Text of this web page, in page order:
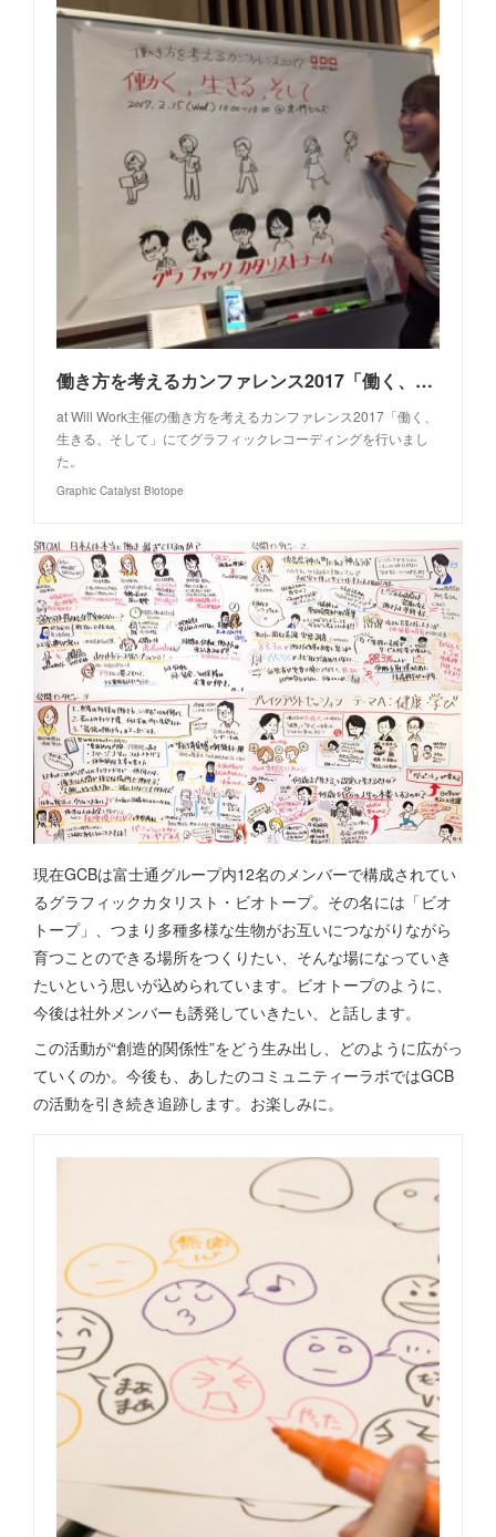
働き方を考えるカンファレンス2017「働く、生きる、そして」
at Will Work主催の働き方を考えるカンファレンス2017「働く、
生きる、そして」にてグラフィックレコーディングを行いまし
た。
Graphic Catalyst Biotope
現在GCBは富士通グループ内12名のメンバーで構成されてい
るグラフィックカタリスト・ビオトープ。その名には「ビオ
トープ」、つまり多種多様な生物がお互いにつながりながら
育つことのできる場所をつくりたい、そんな場になっていき
たいという思いが込められています。ビオトープのように、
今後は社外メンバーも誘発していきたい、と話します。
この活動が“創造的関係性”をどう生み出し、どのように広がっ
ていくのか。今後も、あしたのコミュニティーラボではGCB
の活動を引き続き追跡します。お楽しみに。